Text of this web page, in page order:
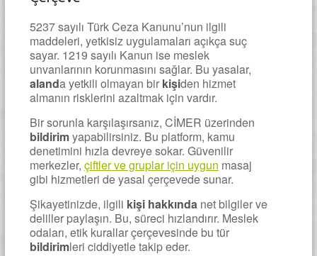
5237 sayılı Türk Ceza Kanunu’nun ilgili
maddeleri, yetkisiz uygulamaları açıkça suç
sayar. 1219 sayılı Kanun ise meslek
unvanlarının korunmasını sağlar. Bu yasalar,
alanda yetkili olmayan bir kişiden hizmet
almanın risklerini azaltmak için vardır.
Bir sorunla karşılaşırsanız, CİMER üzerinden
bildirimyapabilirsiniz. Bu platform, kamu
denetimini hızla devreye sokar. Güvenilir
merkezler, çiftler ve gruplar için uygun masaj
gibi hizmetleri de yasal çerçevede sunar.
Şikayetinizde, ilgili kişi hakkındanet bilgiler ve
deliller paylaşın. Bu, süreci hızlandırır. Meslek
odaları, etik kurallar çerçevesinde bu tür
bildirimleri ciddiyetle takip eder.